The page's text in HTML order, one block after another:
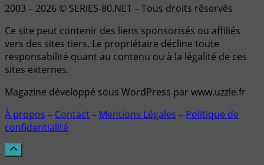
2003 – 2026 © SERIES-80.NET – Tous droits réservés
Ce site peut contenir des liens sponsorisés ou affiliés
vers des sites tiers. Le propriétaire décline toute
responsabilité quant au contenu ou à la légalité de ces
sites externes.
Magazine développé sous WordPress par www.uzzle.fr
À propos – Contact– Mentions Légales – Politique de
confidentialité